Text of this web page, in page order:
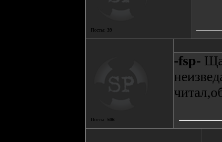
Посты: 39
Посты: 506
-fsp- Ща